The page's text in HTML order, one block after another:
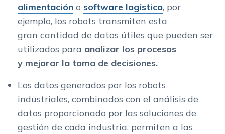
alimentación o software logístico, por
ejemplo, los robots transmiten esta
gran cantidad de datos útiles que pueden ser
utilizados para analizar los procesos
y mejorar la toma de decisiones.
Los datos generados por los robots
industriales, combinados con el análisis de
datos proporcionado por las soluciones de
gestión de cada industria, permiten a las